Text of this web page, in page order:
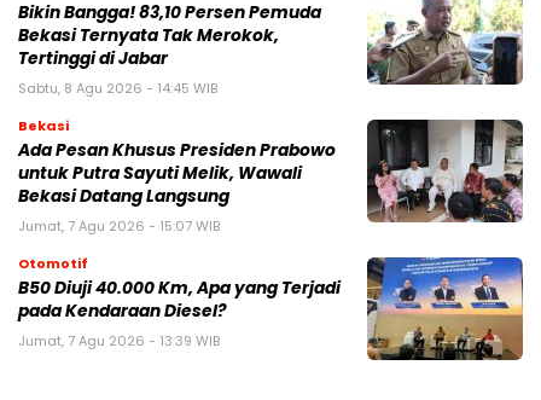
Bikin Bangga! 83,10 Persen Pemuda
Bekasi Ternyata Tak Merokok,
Tertinggi di Jabar
Sabtu, 8 Agu 2026 - 14:45 WIB
Bekasi
Ada Pesan Khusus Presiden Prabowo
untuk Putra Sayuti Melik, Wawali
Bekasi Datang Langsung
Jumat, 7 Agu 2026 - 15:07 WIB
Otomotif
B50 Diuji 40.000 Km, Apa yang Terjadi
pada Kendaraan Diesel?
Jumat, 7 Agu 2026 - 13:39 WIB